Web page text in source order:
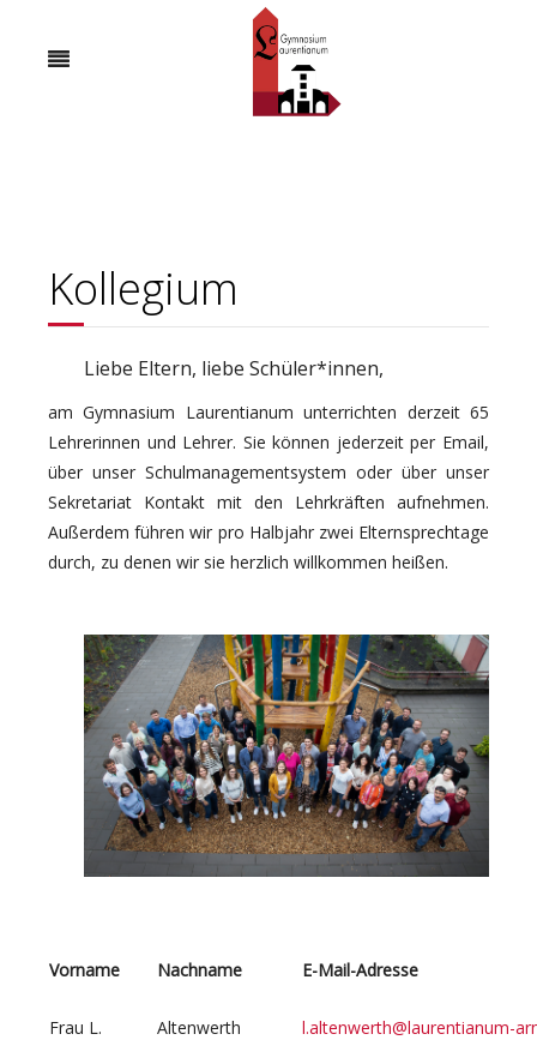
Kollegium
Liebe Eltern, liebe Schüler*innen,
am Gymnasium Laurentianum unterrichten derzeit 65
Lehrerinnen und Lehrer. Sie können jederzeit per Email,
über unser Schulmanagementsystem oder über unser
Sekretariat Kontakt mit den Lehrkräften aufnehmen.
Außerdem führen wir pro Halbjahr zwei Elternsprechtage
durch, zu denen wir sie herzlich willkommen heißen.
Vorname Nachname E-Mail-Adresse
Frau L. Altenwerth l.altenwerth@laurentianum-